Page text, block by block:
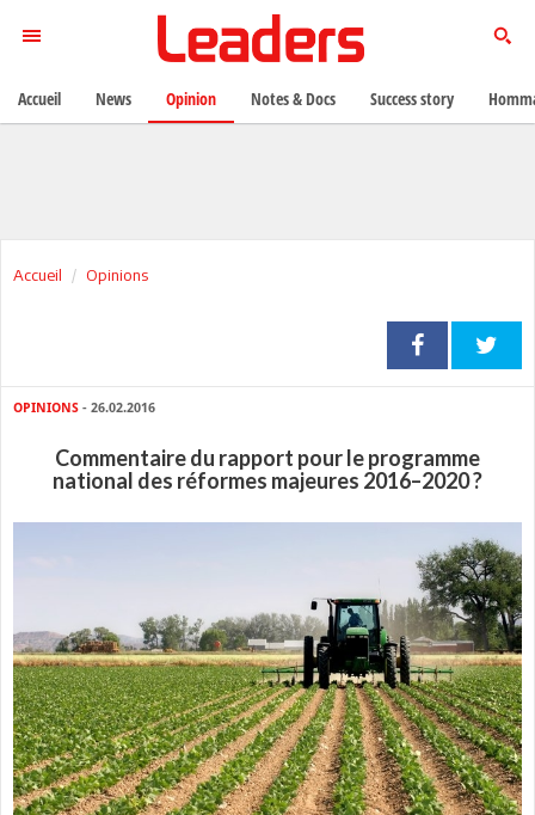
Accueil Opinions
OPINIONS - 26.02.2016
Commentaire du rapport pour le programme
national des réformes majeures 2016–2020 ?
Accueil News Opinion Notes & Docs Success story